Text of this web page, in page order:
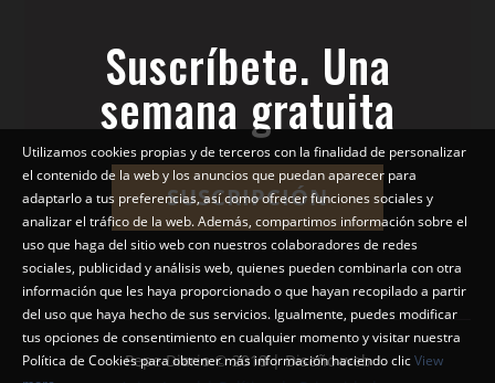
Suscríbete. Una
semana gratuita
SUSCRIPCIÓN
Pepe Diario © 2018 | Diseño web
Utilizamos cookies propias y de terceros con la finalidad de personalizar
el contenido de la web y los anuncios que puedan aparecer para
adaptarlo a tus preferencias, así como ofrecer funciones sociales y
analizar el tráfico de la web. Además, compartimos información sobre el
uso que haga del sitio web con nuestros colaboradores de redes
sociales, publicidad y análisis web, quienes pueden combinarla con otra
información que les haya proporcionado o que hayan recopilado a partir
del uso que haya hecho de sus servicios. Igualmente, puedes modificar
tus opciones de consentimiento en cualquier momento y visitar nuestra
Política de Cookies para obtener más información haciendo clicView